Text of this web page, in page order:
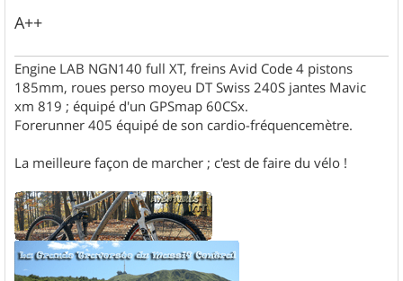
A++
Engine LAB NGN140 full XT, freins Avid Code 4 pistons
185mm, roues perso moyeu DT Swiss 240S jantes Mavic
xm 819 ; équipé d'un GPSmap 60CSx.
Forerunner 405 équipé de son cardio-fréquencemètre.
La meilleure façon de marcher ; c'est de faire du vélo !